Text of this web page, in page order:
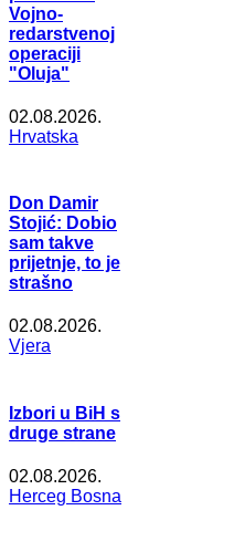
Vojno-
redarstvenoj
operaciji
"Oluja"
02.08.2026.
Hrvatska
Don Damir
Stojić: Dobio
sam takve
prijetnje, to je
strašno
02.08.2026.
Vjera
Izbori u BiH s
druge strane
02.08.2026.
Herceg Bosna